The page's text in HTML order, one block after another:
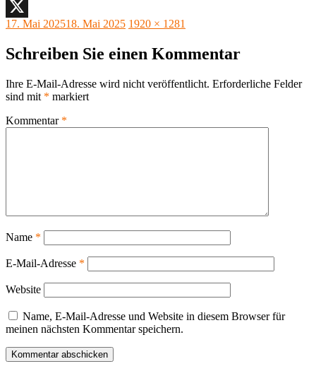
Facebook
X
Veröffentlicht
17. Mai 202518. Mai 2025 Originalgröße
1920 × 1281
Schreiben Sie einen Kommentar
Ihre E-Mail-Adresse wird nicht veröffentlicht. Erforderliche Felder
sind mit * markiert
Kommentar *
Name *
E-Mail-Adresse *
Website
Name, E-Mail-Adresse und Website in diesem Browser für
meinen nächsten Kommentar speichern.